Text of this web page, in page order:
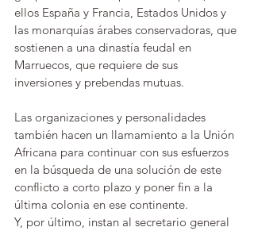
ellos España y Francia, Estados Unidos y
las monarquías árabes conservadoras, que
sostienen a una dinastía feudal en
Marruecos, que requiere de sus
inversiones y prebendas mutuas.
Las organizaciones y personalidades
también hacen un llamamiento a la Unión
Africana para continuar con sus esfuerzos
en la búsqueda de una solución de este
conflicto a corto plazo y poner fin a la
última colonia en ese continente.
Y, por último, instan al secretario general